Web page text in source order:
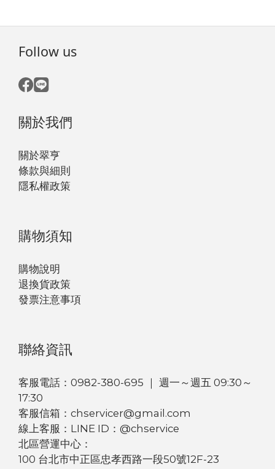
Follow us
關於我們
關於翠亨
條款與細則
隱私權政策
購物須知
購物說明
退換貨政策
發票注意事項
聯絡資訊
客服電話：0982-380-695 ｜ 週一～週五 09:30～
17:30
客服信箱：chservicer@gmail.com
線上客服：LINE ID：@chservice
北區營運中心：
100 台北市中正區忠孝西路一段50號12F-23